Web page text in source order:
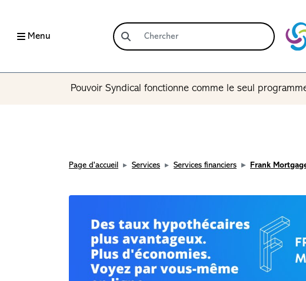
Menu
Pouvoir Syndical fonctionne comme le seul
Page d'accueil Services Services financiers Frank